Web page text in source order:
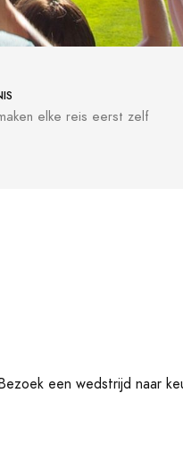
elke reis eerst zelf
een wedstrijd naar